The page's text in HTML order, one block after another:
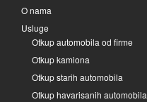
O nama
Usluge
Otkup automobila od firme
Otkup kamiona
Otkup starih automobila
Otkup havarisanih automobila